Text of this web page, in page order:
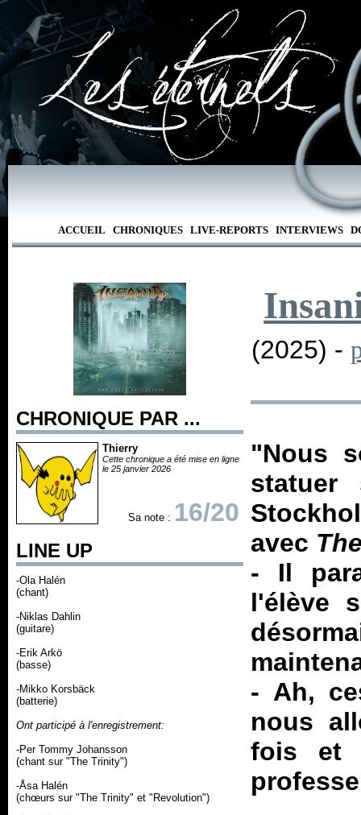
ACCUEIL CHRONIQUES LIVE-REPORTS INTERVIEWS
CHRONIQUE PAR ...
Thierry
Cette chronique a été mise en ligne
le 25 janvier 2026
Sa note : 16/20
LINE UP
-Ola Halén
(chant)
-Niklas Dahlin
(guitare)
-Erik Arkö
(basse)
-Mikko Korsbäck
(batterie)
Ont participé à l'enregistrement:
-Per Tommy Johansson
(chant sur "The Trinity")
-Åsa Halén
(chœurs sur "The Trinity" et "Revolution")
(2025) -
"Nous
avec
- Il
l'élève
- Ah,
nous
fois et